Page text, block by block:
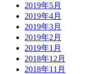
2019年5月
2019年4月
2019年3月
2019年2月
2019年1月
2018年12月
2018年11月